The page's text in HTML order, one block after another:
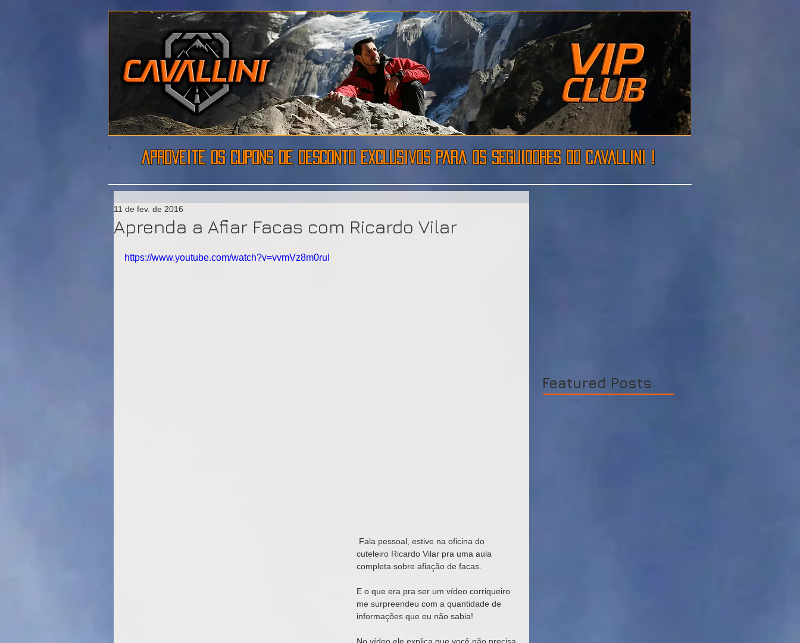
aproveite os cupons de desconto exclusivos para os seguidores do cavallini !
Aprenda a Afiar Facas com Ricardo Vilar
11 de fev. de 2016
https://www.youtube.com/watch?v=vvmVz8m0ruI
cuteleiro Ricardo Vilar pra uma aula
completa sobre afiação de facas.
E o que era pra ser um vídeo corriqueiro
me surpreendeu com a quantidade de
informações que eu não sabia!
No vídeo ele explica que você não precisa
Featured Posts